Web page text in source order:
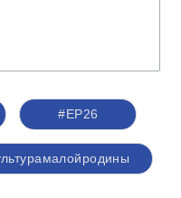
#ЕР26